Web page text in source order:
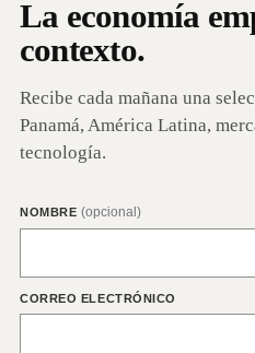
La economía
contexto.
Recibe cada mañana una
Panamá, América Latina,
tecnología.
NOMBRE (opcional)
CORREO ELECTRÓNICO